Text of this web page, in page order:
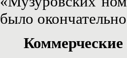
было
Коммерческие